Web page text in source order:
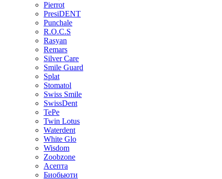
Pierrot
PresiDENT
Punchale
R.O.C.S
Rasyan
Remars
Silver Care
Smile Guard
Splat
Stomatol
Swiss Smile
SwissDent
TePe
Twin Lotus
Waterdent
White Glo
Wisdom
Zoobzone
Асепта
Биобьюти